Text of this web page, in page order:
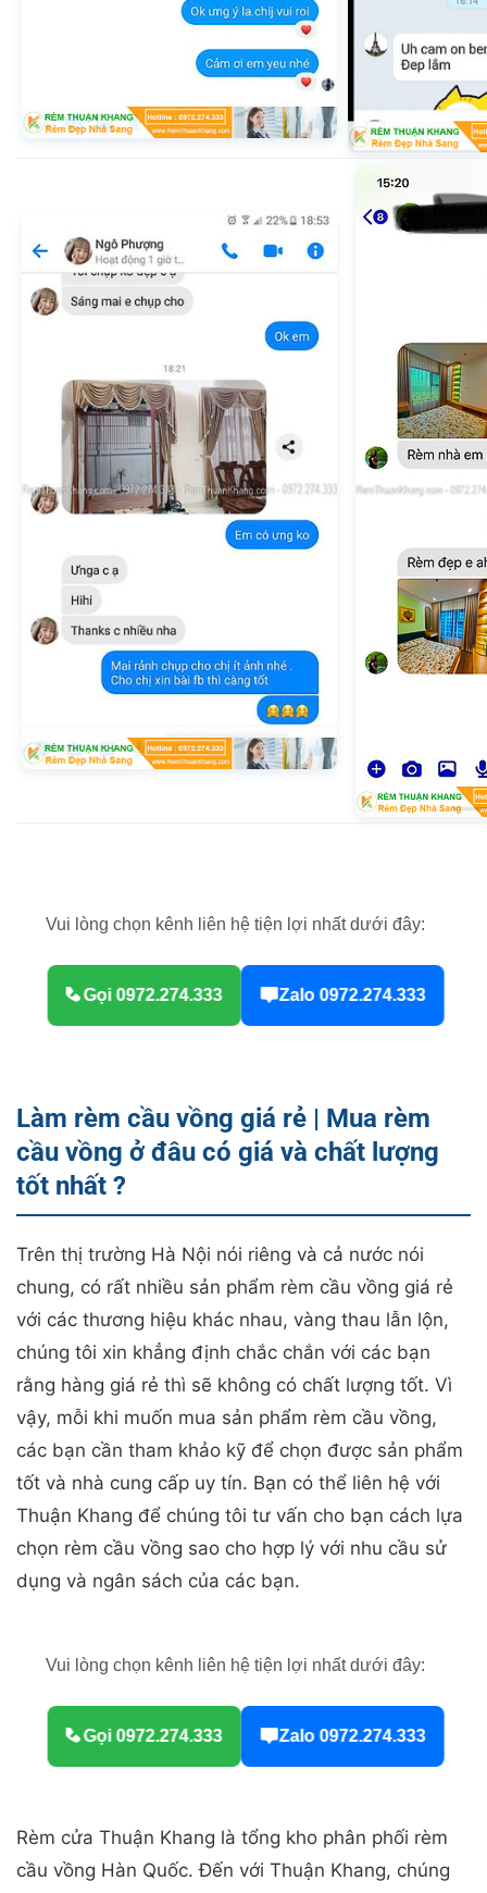
Vui lòng chọn kênh liên hệ tiện lợi nhất dưới đây:
Gọi 0972.274.333 Zalo 0972.274.333
Làm rèm cầu vồng giá rẻ | Mua rèm
cầu vồng ở đâu có giá và chất lượng
tốt nhất ?
Trên thị trường Hà Nội nói riêng và cả nước nói
chung, có rất nhiều sản phẩm rèm cầu vồng giá rẻ
với các thương hiệu khác nhau, vàng thau lẫn lộn,
chúng tôi xin khẳng định chắc chắn với các bạn
rằng hàng giá rẻ thì sẽ không có chất lượng tốt. Vì
vậy, mỗi khi muốn mua sản phẩm rèm cầu vồng,
các bạn cần tham khảo kỹ để chọn được sản phẩm
tốt và nhà cung cấp uy tín. Bạn có thể liên hệ với
Thuận Khang để chúng tôi tư vấn cho bạn cách lựa
chọn rèm cầu vồng sao cho hợp lý với nhu cầu sử
dụng và ngân sách của các bạn.
Vui lòng chọn kênh liên hệ tiện lợi nhất dưới đây:
Gọi 0972.274.333 Zalo 0972.274.333
Rèm cửa Thuận Khang là tổng kho phân phối rèm
cầu vồng Hàn Quốc. Đến với Thuận Khang, chúng